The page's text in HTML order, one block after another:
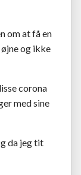
om at få en
og ikke
corona
med sine
da jeg tit